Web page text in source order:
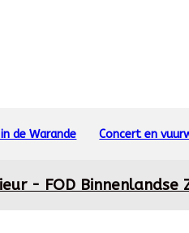
de Warande Concert en
- FOD Binnenlandse